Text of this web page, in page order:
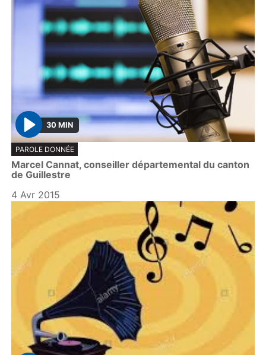
P
l
a
y
30 MIN
PAROLE DONNÉE
Marcel Cannat, conseiller départemental du canton
de Guillestre
4 Avr 2015